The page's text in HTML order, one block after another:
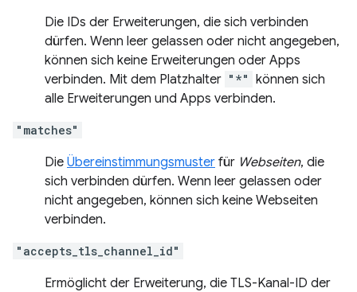
Die IDs der Erweiterungen, die sich verbinden
dürfen. Wenn leer gelassen oder nicht angegeben,
können sich keine Erweiterungen oder Apps
verbinden. Mit dem Platzhalter "*" können sich
alle Erweiterungen und Apps verbinden.
"matches"
Die Übereinstimmungsmuster für Webseiten, die
sich verbinden dürfen. Wenn leer gelassen oder
nicht angegeben, können sich keine Webseiten
verbinden.
"accepts_tls_channel_id"
Ermöglicht der Erweiterung, die TLS-Kanal-ID der